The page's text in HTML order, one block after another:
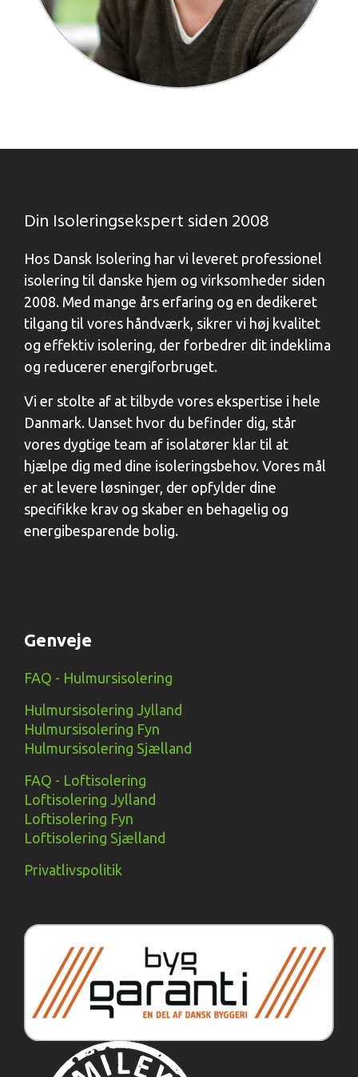
Din Isoleringsekspert siden 2008
Hos Dansk Isolering har vi leveret professionel
isolering til danske hjem og virksomheder siden
2008. Med mange års erfaring og en dedikeret
tilgang til vores håndværk, sikrer vi høj kvalitet
og effektiv isolering, der forbedrer dit indeklima
og reducerer energiforbruget.
Vi er stolte af at tilbyde vores ekspertise i hele
Danmark. Uanset hvor du befinder dig, står
vores dygtige team af isolatører klar til at
hjælpe dig med dine isoleringsbehov. Vores mål
er at levere løsninger, der opfylder dine
specifikke krav og skaber en behagelig og
energibesparende bolig.
Genveje
FAQ - Hulmursisolering
Hulmursisolering Jylland
Hulmursisolering Fyn
Hulmursisolering Sjælland
FAQ - Loftisolering
Loftisolering Jylland
Loftisolering Fyn
Loftisolering Sjælland
Privatlivspolitik